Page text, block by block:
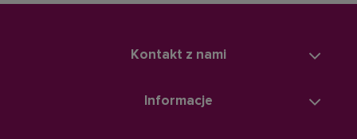
Kontakt z nami
Informacje